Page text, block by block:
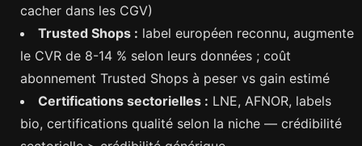
cacher dans les CGV)
Trusted Shops : label européen reconnu, augmente
le CVR de 8-14 % selon leurs données ; coût
abonnement Trusted Shops à peser vs gain estimé
Certifications sectorielles : LNE, AFNOR, labels
bio, certifications qualité selon la niche — crédibilité